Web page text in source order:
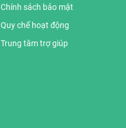
Chính sách bảo mật
Quy chế hoạt động
Trung tâm trợ giúp